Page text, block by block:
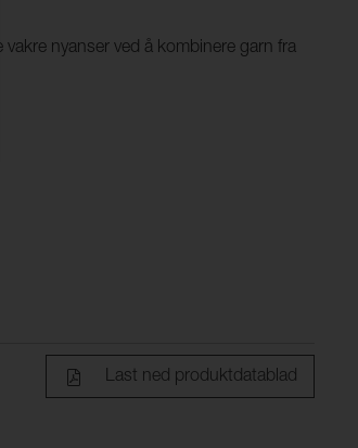
vakre nyanser ved å kombinere garn fra
Last ned produktdatablad